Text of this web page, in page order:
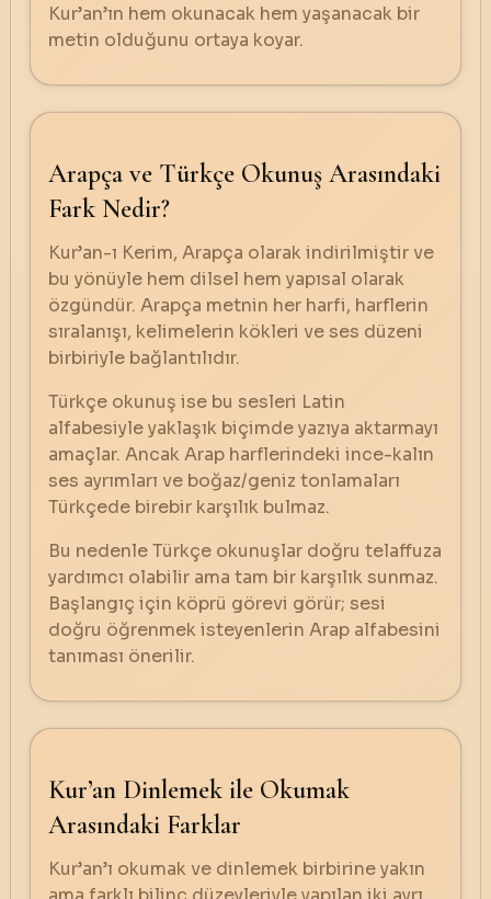
Kur’an’ın hem okunacak hem yaşanacak bir
metin olduğunu ortaya koyar.
Arapça ve Türkçe Okunuş Arasındaki
Fark Nedir?
Kur’an-ı Kerim, Arapça olarak indirilmiştir ve
bu yönüyle hem dilsel hem yapısal olarak
özgündür. Arapça metnin her harfi, harflerin
sıralanışı, kelimelerin kökleri ve ses düzeni
birbiriyle bağlantılıdır.
Türkçe okunuş ise bu sesleri Latin
alfabesiyle yaklaşık biçimde yazıya aktarmayı
amaçlar. Ancak Arap harflerindeki ince-kalın
ses ayrımları ve boğaz/geniz tonlamaları
Türkçede birebir karşılık bulmaz.
Bu nedenle Türkçe okunuşlar doğru telaffuza
yardımcı olabilir ama tam bir karşılık sunmaz.
Başlangıç için köprü görevi görür; sesi
doğru öğrenmek isteyenlerin Arap alfabesini
tanıması önerilir.
Kur’an Dinlemek ile Okumak
Arasındaki Farklar
Kur’an’ı okumak ve dinlemek birbirine yakın